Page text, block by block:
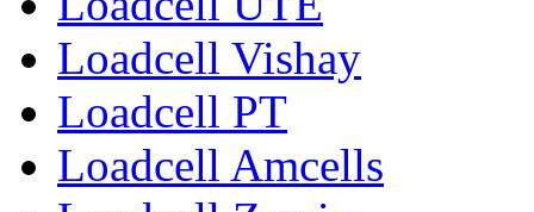
Loadcell Vishay
Loadcell PT
Loadcell Amcells